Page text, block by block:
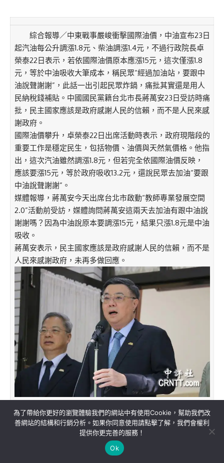
綜合報導／中東戰事嚴峻衝擊國際油價，中油宣布23日
起汽油每公升調漲1.8元、柴油調漲1.4元，不過行政院長卓
榮泰22日表示，若依國際油價原本應漲15元，這次僅漲1.8
元，等於中油吸收大筆成本，稱民眾“經過加油站，要跟中
油說聲謝謝”，此話一出引起民眾炸鍋，痛批其實還是用人
民納稅錢補貼。中國國民黨籍台北市長蔣萬安23日受訪時痛
批，民主國家應該是政府感謝人民的信賴，而不是人民來感
謝政府。
國際油價攀升，卓榮泰22日出席活動時表示，政府現階段的
重要工作是穩定民生，包括物價、油價與天然氣價格。他指
出，這次汽油雖然調漲1.8元，但若完全依國際油價反映，
應該要漲15元，等於政府吸收13.2元，還說民眾去加油“要跟
中油說聲謝謝”。
媒體報導，蔣萬安今天出席台北市啟動“教師專業發展空間
2.0”活動前受訪，媒體詢問蔣萬安這兩天去加油有跟中油說
謝謝嗎？因為中油說原本要調漲15元，結果只漲1.8元是中油
吸收。
蔣萬安表示，民主國家應該是政府感謝人民的信賴，而不是
人民來感謝政府，未再多做回應。
關於我們 隱私權政策 聯絡我們
Copyright©MORE News
為了帶給你更好的瀏覽體驗我們的網站中有使用Cookie，幫助我們改
善網站的結構和行銷分析。如果你同意使用請點擊了解，我們會權利
提供你更完善的服務！
Ok